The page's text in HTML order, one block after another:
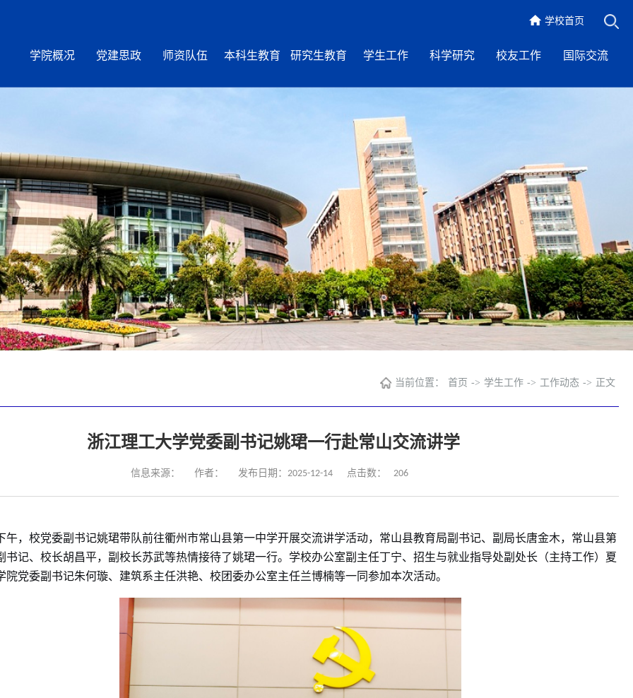
学校首页
学院概况 党建思政 师资队伍 本科生教育 研究生教育 学生工作 科学研究 校友工作 国际交流
当前位置： 首页 -> 学生工作 -> 工作动态 -> 正文
浙江理工大学党委副书记姚珺一行赴常山交流讲学
信息来源： 作者： 发布日期：2025-12-14 点击数： 206
午，校党委副书记姚珺带队前往衢州市常山县第一中学开展交流讲学活动，常山县教育局副书记、副局长唐金木，常山县第
书记、校长胡昌平，副校长苏武等热情接待了姚珺一行。学校办公室副主任丁宁、招生与就业指导处副处长（主持工作）夏
院党委副书记朱何璇、建筑系主任洪艳、校团委办公室主任兰博楠等一同参加本次活动。